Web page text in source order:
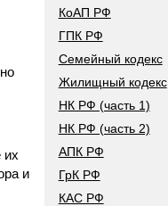
их
и
КоАП РФ
ГПК РФ
Семейный кодекс
Жилищный кодекс
НК РФ (часть 1)
НК РФ (часть 2)
АПК РФ
ГрК РФ
КАС РФ